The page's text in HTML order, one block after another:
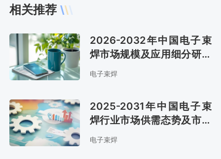
相关推荐
2026-2032年中国电子束
焊市场规模及应用细分研究
报告
电子束焊
2025-2031年中国电子束
焊行业市场供需态势及市场
趋势预测报告
电子束焊